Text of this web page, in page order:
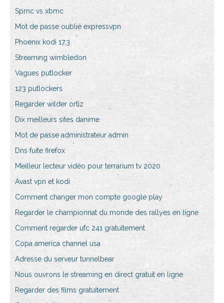
Spmc vs xbmc
Mot de passe oublié expressvpn
Phoenix kodi 17,3
Streaming wimbledon
Vagues putlocker
123 putlockers
Regarder wilder ortiz
Dix meilleurs sites danime
Mot de passe administrateur admin
Dns fuite firefox
Meilleur lecteur vidéo pour terrarium tv 2020
Avast vpn et kodi
Comment changer mon compte google play
Regarder le championnat du monde des rallyes en ligne
Comment regarder ufc 241 gratuitement
Copa america channel usa
Adresse du serveur tunnelbear
Nous ouvrons le streaming en direct gratuit en ligne
Regarder des films gratuitement